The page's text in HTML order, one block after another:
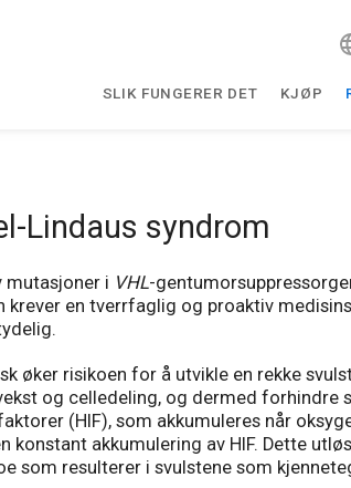
SLIK FUNGERER DET KJØP
Lindaus syndrom
mutasjoner i VHL-
krever en tverrfaglig og proaktiv
øker risikoen for å utvikle en rekke
og celledeling, og dermed forhindre
(HIF), som akkumuleres når
akkumulering av HIF. Dette
som resulterer i svulstene som